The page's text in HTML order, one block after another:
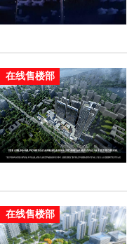
在线售楼部
在线售楼部